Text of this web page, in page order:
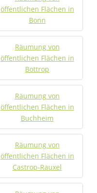
öffentlichen Flächen in
Bonn
Räumung von
öffentlichen Flächen in
Bottrop
Räumung von
öffentlichen Flächen in
Buchheim
Räumung von
öffentlichen Flächen in
Castrop-Rauxel